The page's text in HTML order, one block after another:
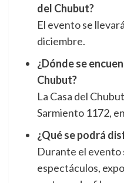
del Chubut?
El evento se
diciembre.
¿Dónde se
Chubut?
La Casa del
Sarmiento 1172,
¿Qué se podrá
Durante el evento
espectáculos,